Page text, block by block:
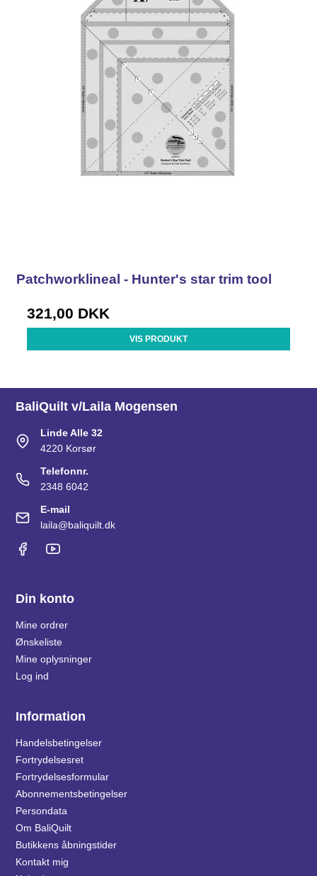
Patchworklineal - Hunter's star trim tool
321,00 DKK
VIS PRODUKT
BaliQuilt v/Laila Mogensen
Linde Alle 32
4220 Korsør
Telefonnr.
2348 6042
E-mail
laila@baliquilt.dk
Din konto
Mine ordrer
Ønskeliste
Mine oplysninger
Log ind
Information
Handelsbetingelser
Fortrydelsesret
Fortrydelsesformular
Abonnementsbetingelser
Persondata
Om BaliQuilt
Butikkens åbningstider
Kontakt mig